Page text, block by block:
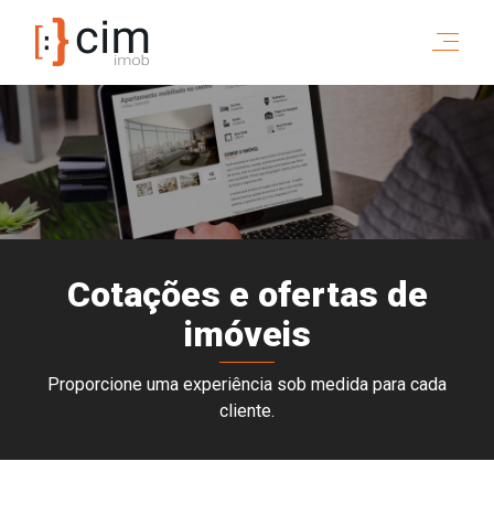
Cotações e ofertas de
imóveis
Proporcione uma experiência sob medida para cada
cliente.